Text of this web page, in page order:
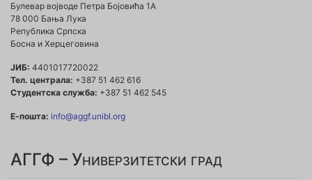
Булевар војводе Петра Бојовића 1A
78 000 Бања Лука
Република Српска
Босна и Херцеговина
ЈИБ: 4401017720022
Тел. централа: +387 51 462 616
Студентска служба: +387 51 462 545
Е-пошта: info@aggf.unibl.org
АГГФ – Универзитетски град